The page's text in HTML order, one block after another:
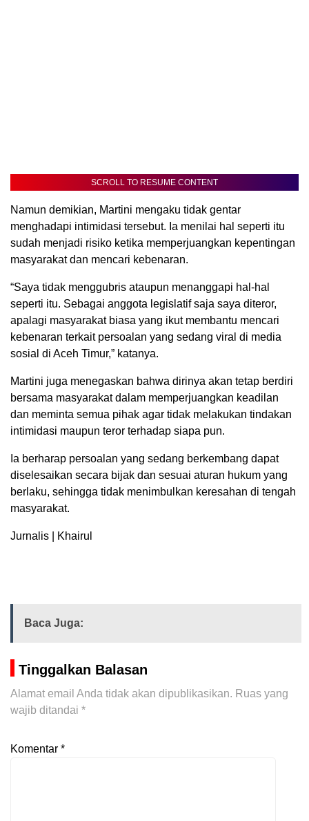
SCROLL TO RESUME CONTENT
Namun demikian, Martini mengaku tidak gentar
menghadapi intimidasi tersebut. Ia menilai hal seperti itu
sudah menjadi risiko ketika memperjuangkan kepentingan
masyarakat dan mencari kebenaran.
“Saya tidak menggubris ataupun menanggapi hal-hal
seperti itu. Sebagai anggota legislatif saja saya diteror,
apalagi masyarakat biasa yang ikut membantu mencari
kebenaran terkait persoalan yang sedang viral di media
sosial di Aceh Timur,” katanya.
Martini juga menegaskan bahwa dirinya akan tetap berdiri
bersama masyarakat dalam memperjuangkan keadilan
dan meminta semua pihak agar tidak melakukan tindakan
intimidasi maupun teror terhadap siapa pun.
Ia berharap persoalan yang sedang berkembang dapat
diselesaikan secara bijak dan sesuai aturan hukum yang
berlaku, sehingga tidak menimbulkan keresahan di tengah
masyarakat.
Jurnalis | Khairul
Baca Juga:
Tinggalkan Balasan
Alamat email Anda tidak akan dipublikasikan. Ruas yang
wajib ditandai *
Komentar *